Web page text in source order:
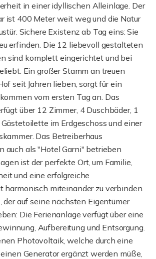
in einer idyllischen Alleinlage. Der
ist 400 Meter weit weg und die Natur
Sichere Existenz ab Tag eins: Sie
erfinden. Die 12 liebevoll gestalteten
sind komplett eingerichtet und bei
Ein großer Stamm an treuen
seit Jahren lieben, sorgt für ein
vom ersten Tag an. Das
über 12 Zimmer, 4 Duschbäder, 1
im Erdgeschoss und einer
Das Betreiberhaus
auch als "Hotel Garni" betrieben
ist der perfekte Ort, um Familie,
und eine erfolgreiche
harmonisch miteinander zu verbinden.
der auf seine nächsten Eigentümer
Die Ferienanlage verfügt über eine
Aufbereitung und Entsorgung.
Photovoltaik, welche durch eine
Generator ergänzt werden müße,